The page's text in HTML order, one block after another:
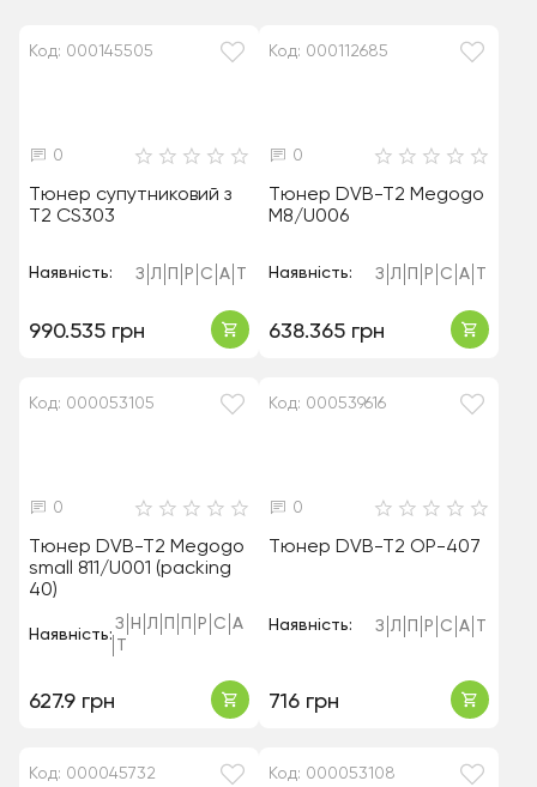
Код: 000145505
0
Тюнер супутниковий з
Т2 CS303
Наявність: З Л Р С А
990.535 грн
Код: 000112685
0
Тюнер DVB-T2 Megogo
M8/U006
Наявність: З Л Р С А
638.365 грн
Код: 000053105
0
Тюнер DVB-T2 Megogo
small 811/U001 (packing
40)
Наявність:
З Н Л Р С А
627.9 грн
Код: 000539616
0
Тюнер DVB-T2 OP-407
Наявність: З Л Р С А
716 грн
Код: 000045732 Код: 000053108